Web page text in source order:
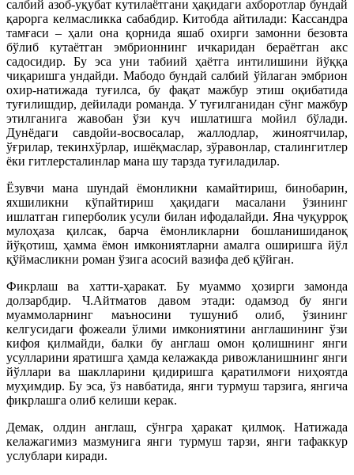
салбий азоб-уқубат кутилаётгани ҳақидаги ахборотлар бундай
қарорга келмасликка сабабдир. Китобда айтилади: Кассандра
тамғаси – ҳали она қорнида яшаб охирги замонни безовта
бўлиб кутаётган эмбрионнинг ичкаридан бераётган акс
садосидир. Бу эса уни табиий ҳаётга интилишини йўққа
чиқаришга ундайди. Мабодо бундай салбий ўйлаган эмбрион
охир-натижада туғилса, бу фақат мажбур этиш оқибатида
туғилишдир, дейилади романда. У туғилганидан сўнг мажбур
этилганига жавобан ўзи куч ишлатишга мойил бўлади.
Дунёдаги савдойи-восвосалар, жаллодлар, жиноятчилар,
ўғрилар, текинхўрлар, ишёқмаслар, зўравонлар, сталингитлер
ёки гитлерсталинлар мана шу тарзда туғиладилар.
Ёзувчи мана шундай ёмонликни камайтириш, бинобарин,
яхшиликни кўпайтириш ҳақидаги масалани ўзининг
ишлатган гиперболик усули билан ифодалайди. Яна чуқурроқ
мулоҳаза қилсак, барча ёмонликларни бошланишиданоқ
йўқотиш, ҳамма ёмон имкониятларни амалга оширишга йўл
қўймасликни роман ўзига асосий вазифа деб қўйган.
Фикрлаш ва хатти-ҳаракат. Бу муаммо ҳозирги замонда
долзарбдир. Ч.Айтматов давом этади: одамзод бу янги
муаммоларнинг маъносини тушуниб олиб, ўзининг
келгусидаги фожеали ўлими имкониятини англашининг ўзи
кифоя қилмайди, балки бу англаш омон қолишнинг янги
усулларини яратишга ҳамда келажакда ривожланишнинг янги
йўллари ва шаклларини қидиришга қаратилмоғи ниҳоятда
муҳимдир. Бу эса, ўз навбатида, янги турмуш тарзига, янгича
фикрлашга олиб келиши керак.
Демак, олдин англаш, сўнгра ҳаракат қилмоқ. Натижада
келажагимиз мазмунига янги турмуш тарзи, янги тафаккур
услублари киради.